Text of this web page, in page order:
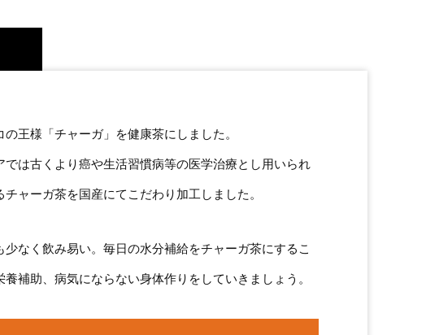
の王様「チャーガ」を健康茶にしました。
では古くより癌や生活習慣病等の医学治療とし用いられ
チャーガ茶を国産にてこだわり加工しました。
少なく飲み易い。毎日の水分補給をチャーガ茶にするこ
養補助、病気にならない身体作りをしていきましょう。